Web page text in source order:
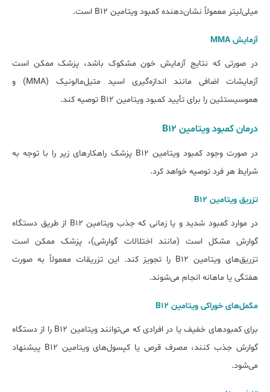
میلی‌لیتر معمولاً نشان‌دهنده کمبود ویتامین B12 است.
آزمایش MMA
در صورتی که نتایج آزمایش خون مشکوک باشد، پزشک ممکن است
آزمایشات اضافی مانند اندازه‌گیری اسید متیل‌مالونیک (MMA) و
هموسیستئین را برای تأیید کمبود ویتامین B12 توصیه کند.
درمان کمبود ویتامین B12
در صورت وجود کمبود ویتامین B12 پزشک راهکار‎های زیر را با توجه به
شرایط هر فرد توصیه خواهد کرد.
تزریق ویتامین B12
در موارد کمبود شدید و یا زمانی که جذب ویتامین B12 از طریق دستگاه
گوارش مشکل است (مانند اختلالات گوارشی)، پزشک ممکن است
تزریق‌های ویتامین B12 را تجویز کند. این تزریقات معمولاً به صورت
هفتگی یا ماهانه انجام می‌شوند.
مکمل‌های خوراکی ویتامین B12
برای کمبودهای خفیف یا در افرادی که می‌توانند ویتامین B12 را از دستگاه
گوارش جذب کنند، مصرف قرص یا کپسول‌های ویتامین B12 پیشنهاد
می‌شود.